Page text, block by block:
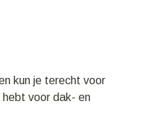
kun je terecht voor
hebt voor dak- en